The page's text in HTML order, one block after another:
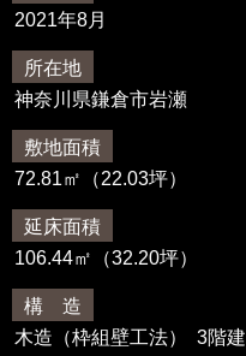
2021年8月
所在地
神奈川県鎌倉市岩瀬
敷地面積
72.81㎡（22.03坪）
延床面積
106.44㎡（32.20坪）
構 造
木造（枠組壁工法） 3階建